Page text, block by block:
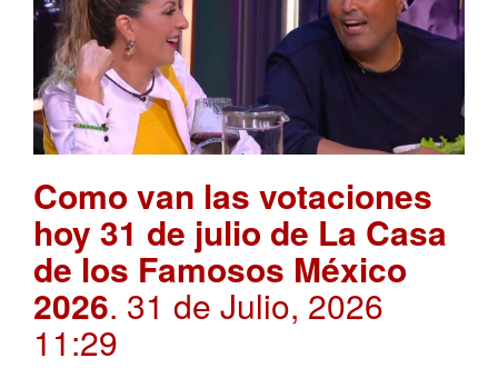
Como van las votaciones
hoy 31 de julio de La Casa
de los Famosos México
2026. 31 de Julio, 2026
11:29